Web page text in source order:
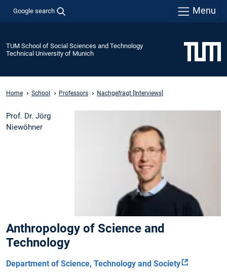
Google search Menu
TUM School of Social Sciences and Technology
Technical University of Munich
Home School Professors Nachgefragt [Interviews]
Prof. Dr. Jörg
Niewöhner
Anthropology of Science and
Technology
Department of Science, Technology and Society